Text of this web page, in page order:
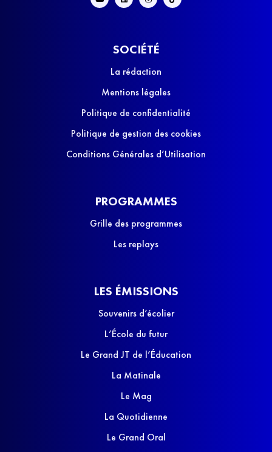
SOCIÉTÉ
La rédaction
Mentions légales
Politique de confidentialité
Politique de gestion des cookies
Conditions Générales d’Utilisation
PROGRAMMES
Grille des programmes
Les replays
LES ÉMISSIONS
Souvenirs d’écolier
L’École du futur
Le Grand JT de l’Éducation
La Matinale
Le Mag
La Quotidienne
Le Grand Oral